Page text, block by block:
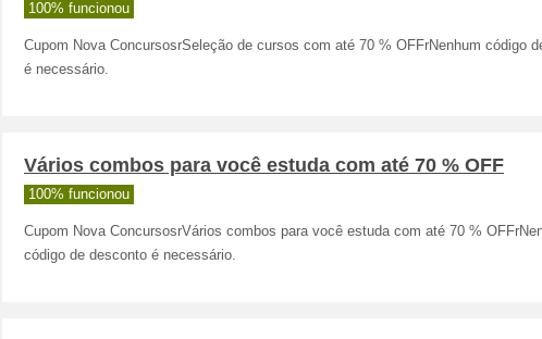
100% funcionou
Cupom Nova ConcursosrSeleção de cursos com até 70 % OFFrNenhum código
é necessário.
Vários combos para você estuda com até 70 % OFF
100% funcionou
Cupom Nova ConcursosrVários combos para você estuda com até 70 %
código de desconto é necessário.